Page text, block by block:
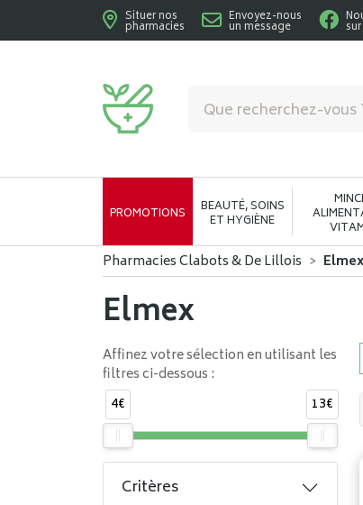
Situer nos
pharmacies
Envoyez-nous
un message
PROMOTIONS BEAUTÉ, SOINS
ET HYGIÈNE
Pharmacies Clabots & De Lillois Elmex
Elmex
Affinez votre sélection en utilisant les
filtres ci-dessous :
4€
13€
Critères